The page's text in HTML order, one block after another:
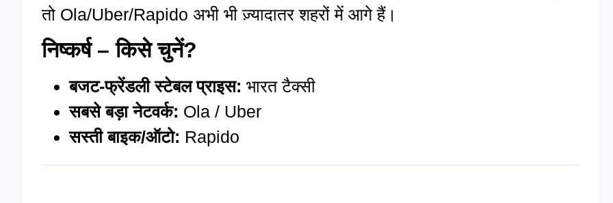
तो Ola/Uber/Rapido अभी भी ज़्यादातर शहरों में आगे हैं।
निष्कर्ष – किसे चुनें?
बजट-फ्रेंडली स्टेबल प्राइस: भारत टैक्सी
सबसे बड़ा नेटवर्क: Ola / Uber
सस्ती बाइक/ऑटो: Rapido